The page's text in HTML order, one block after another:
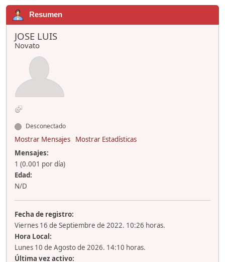
Resumen
JOSE LUIS
Novato
Desconectado
Mostrar Mensajes
Mostrar Estadísticas
Mensajes:
1 (0.001 por día)
Edad:
N/D
Fecha de registro:
Viernes 16 de Septiembre de 2022. 10:26 horas.
Hora Local:
Lunes 10 de Agosto de 2026. 14:10 horas.
Última vez activo: